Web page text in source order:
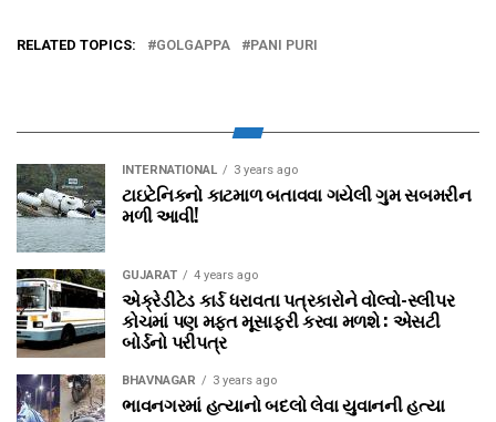
RELATED TOPICS: GOLGAPPA PANI PURI
INTERNATIONAL 3 years ago
ટાઇટેનિકનો કાટમાળ બતાવવા ગયેલી ગુમ સબમરીન
મળી આવી!
GUJARAT 4 years ago
એક્રેડીટેડ કાર્ડ ધરાવતા પત્રકારોને વોલ્‍વો-સ્‍લીપર
કોચમાં પણ મફત મૂસાફરી કરવા મળશે : એસટી
બોર્ડનો પરીપત્ર
BHAVNAGAR 3 years ago
ભાવનગરમાં હત્યાનો બદલો લેવા યુવાનની હત્યા